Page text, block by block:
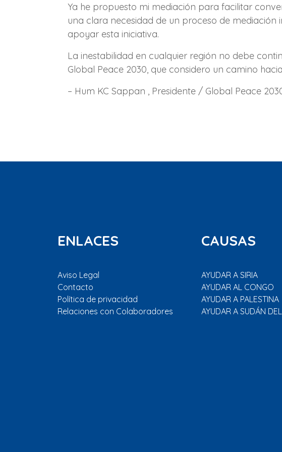
Ya he propuesto mi mediación para facilitar
una clara necesidad de un proceso de
apoyar esta iniciativa.
La inestabilidad en cualquier región no debe
Global Peace 2030, que considero un camino
– Hum KC Sappan , Presidente / Global Peace
ENLACES
Aviso Legal
Contacto
Política de privacidad
Relaciones con Colaboradores
CAUSAS
AYUDAR A SIRIA
AYUDAR AL CONGO
AYUDAR A PALESTINA
AYUDAR A SUDÁN